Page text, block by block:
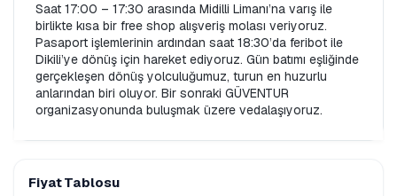
Saat 17:00 – 17:30 arasında Midilli Limanı’na varış ile
birlikte kısa bir free shop alışveriş molası veriyoruz.
Pasaport işlemlerinin ardından saat 18:30’da feribot ile
Dikili’ye dönüş için hareket ediyoruz. Gün batımı eşliğinde
gerçekleşen dönüş yolculuğumuz, turun en huzurlu
anlarından biri oluyor. Bir sonraki GÜVENTUR
organizasyonunda buluşmak üzere vedalaşıyoruz.
Fiyat Tablosu